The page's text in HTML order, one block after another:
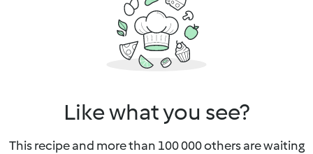
Like what you see?
This recipe and more than 100 000 others are waiting